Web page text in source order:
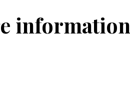
information